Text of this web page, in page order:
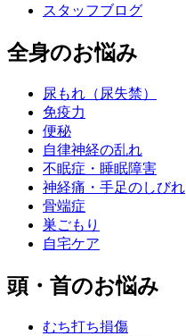
スタッフブログ
全身のお悩み
尿もれ（尿失禁）
免疫力
便秘
自律神経の乱れ
不眠症・睡眠障害
神経痛・手足のしびれ
骨端症
巣ごもり
自宅ケア
頭・首のお悩み
むち打ち損傷